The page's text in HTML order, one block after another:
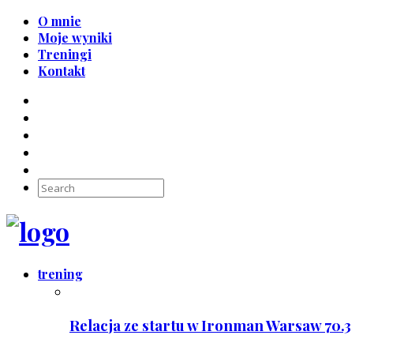
O mnie
Moje wyniki
Treningi
Kontakt
trening
Relacja ze startu w Ironman Warsaw 70.3